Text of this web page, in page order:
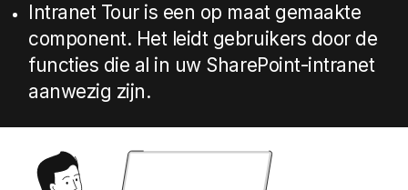
Intranet Tour is een op maat gemaakte
component. Het leidt gebruikers door de
functies die al in uw SharePoint-intranet
aanwezig zijn.